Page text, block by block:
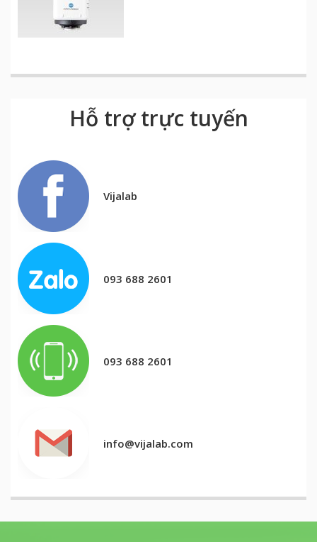
Hỗ trợ trực tuyến
Vijalab
093 688 2601
093 688 2601
info@vijalab.com